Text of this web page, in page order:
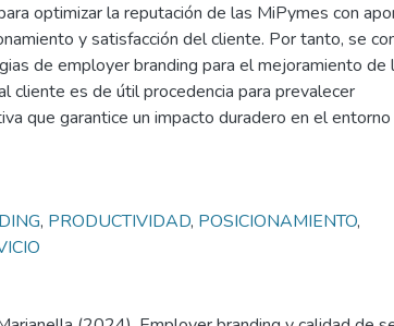
optimizar la reputación de las MiPymes con
y satisfacción del cliente. Por tanto, se
de employer branding para el mejoramiento de
cliente es de útil procedencia para prevalecer
que garantice un impacto duradero en el entorno
, PRODUCTIVIDAD, POSICIONAMIENTO,